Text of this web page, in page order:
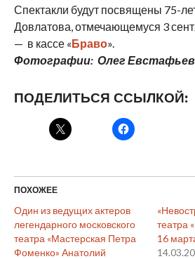
Спектакли будут посвящены 75-
Довлатова, отмечающемуся 3
— в кассе «Браво».
Фотографии: Олег Евстафьев
ПОДЕЛИТЬСЯ ССЫЛКОЙ:
ПОХОЖЕЕ
Один из ведущих актеров
легендарного московского
театра «Мастерская Петра
Фоменко» Анатолий
театра
16